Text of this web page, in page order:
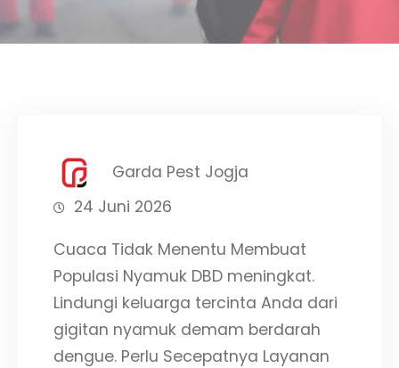
Garda Pest Jogja
24 Juni 2026
Cuaca Tidak Menentu Membuat
Populasi Nyamuk DBD meningkat.
Lindungi keluarga tercinta Anda dari
gigitan nyamuk demam berdarah
dengue. Perlu Secepatnya Layanan